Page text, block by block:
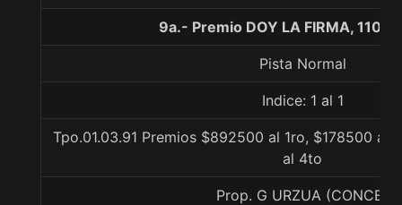
9a.- Premio DOY LA FIRMA, 1100
Pista Normal
Indice: 1 al 1
Tpo.01.03.91 Premios $892500 al 1ro, $178500 al
al 4to
Prop. G URZUA (CONCE)